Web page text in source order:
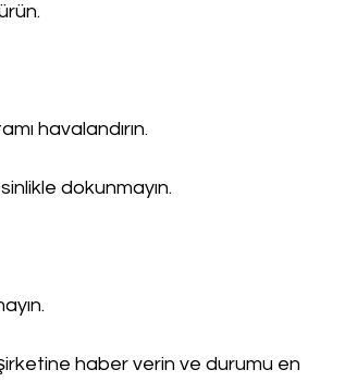
havalandırın.
dokunmayın.
haber verin ve durumu en